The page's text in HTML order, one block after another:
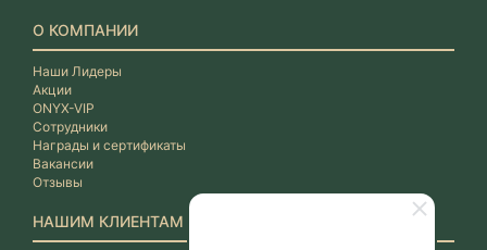
О КОМПАНИИ
Наши Лидеры
Акции
ONYX-VIP
Сотрудники
Награды и сертификаты
Вакансии
Отзывы
НАШИМ КЛИЕНТАМ